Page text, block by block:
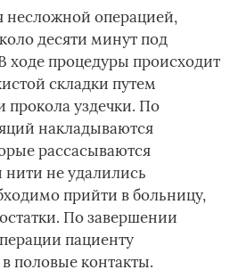
несложной операцией,
десяти минут под
ходе процедуры происходит
складки путем
прокола уздечки. По
накладываются
рассасываются
нити не удалились
прийти в больницу,
По завершении
пациенту
половые контакты.